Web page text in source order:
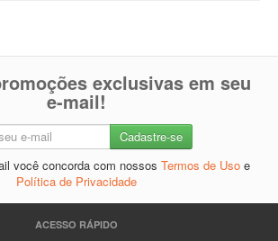
exclusivas em seu
e-mail!
você concorda com nossos Termos de Uso e
Política de Privacidade
ACESSO RÁPIDO